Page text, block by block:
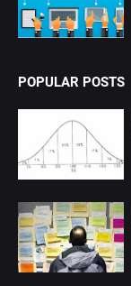
POPULAR POSTS